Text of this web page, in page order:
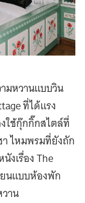
มหวานแบบวิน
ที่ได้แรง
ใช้กุ๊กกิ๊กสไตล์ที่
ไหมพรมที่ยังถัก
งเรื่องThe
ยนแบบห้องพัก
าน